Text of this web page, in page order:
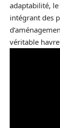
adaptabilité,
intégrant des
véritable